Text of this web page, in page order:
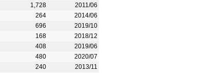
1,728
2011/06
264
2014/06
696
2019/10
168
2018/12
408
2019/06
480
2020/07
240
2013/11